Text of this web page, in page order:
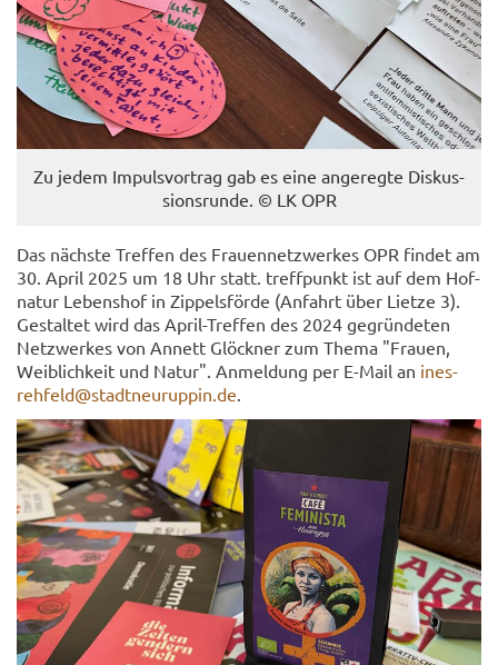
Zu jedem Im­puls­vor­trag gab es eine an­ge­reg­te Dis­kus­
si­ons­run­de. © LK OPR
Das nächs­te Tref­fen des Frau­en­netz­wer­kes OPR fin­det am
30. April 2025 um 18 Uhr statt. treff­punkt ist auf dem Hof­
na­tur Le­bens­hof in Zip­pels­för­de (An­fahrt über Liet­ze 3).
Ge­stal­tet wird das April-​Treffen des 2024 ge­grün­de­ten
Netz­wer­kes von An­nett Glöck­ner zum Thema "Frau­en,
Weib­lich­keit und Natur". An­mel­dung per E-​Mail an ines-​
rehfeld@stadt­neu­rup­pin.de.